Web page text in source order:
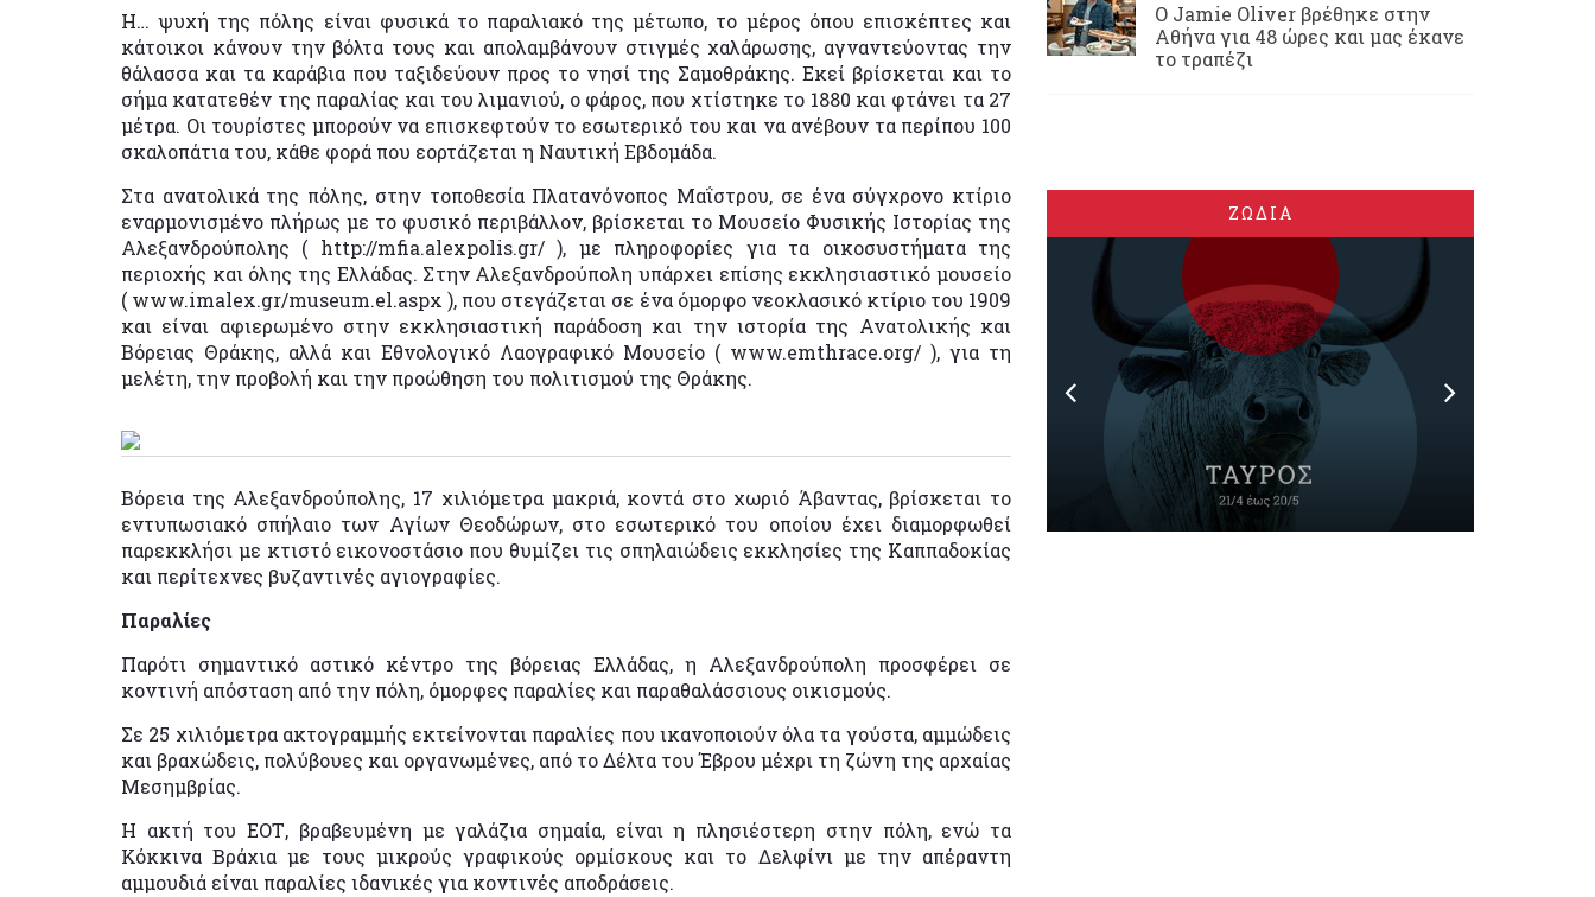
Η… ψυχή της πόλης είναι φυσικά το παραλιακό της μέτωπο, το μέρος όπου επισκέπτες και
κάτοικοι κάνουν την βόλτα τους και απολαμβάνουν στιγμές χαλάρωσης, αγναντεύοντας την
θάλασσα και τα καράβια που ταξιδεύουν προς το νησί της Σαμοθράκης. Εκεί βρίσκεται και το
σήμα κατατεθέν της παραλίας και του λιμανιού, ο φάρος, που χτίστηκε το 1880 και φτάνει τα 27
μέτρα. Οι τουρίστες μπορούν να επισκεφτούν το εσωτερικό του και να ανέβουν τα περίπου 100
σκαλοπάτια του, κάθε φορά που εορτάζεται η Ναυτική Εβδομάδα.
Στα ανατολικά της πόλης, στην τοποθεσία Πλατανόνοπος Μαΐστρου, σε ένα σύγχρονο κτίριο
εναρμονισμένο πλήρως με το φυσικό περιβάλλον, βρίσκεται το Μουσείο Φυσικής Ιστορίας της
Αλεξανδρούπολης ( http://mfia.alexpolis.gr/ ), με πληροφορίες για τα οικοσυστήματα της
περιοχής και όλης της Ελλάδας. Στην Αλεξανδρούπολη υπάρχει επίσης εκκλησιαστικό μουσείο
( www.imalex.gr/museum.el.aspx ), που στεγάζεται σε ένα όμορφο νεοκλασικό κτίριο του 1909
και είναι αφιερωμένο στην εκκλησιαστική παράδοση και την ιστορία της Ανατολικής και
Βόρειας Θράκης, αλλά και Εθνολογικό Λαογραφικό Μουσείο ( www.emthrace.org/ ), για τη
μελέτη, την προβολή και την προώθηση του πολιτισμού της Θράκης.
Βόρεια της Αλεξανδρούπολης, 17 χιλιόμετρα μακριά, κοντά στο χωριό Άβαντας, βρίσκεται το
εντυπωσιακό σπήλαιο των Αγίων Θεοδώρων, στο εσωτερικό του οποίου έχει διαμορφωθεί
παρεκκλήσι με κτιστό εικονοστάσιο που θυμίζει τις σπηλαιώδεις εκκλησίες της Καππαδοκίας
και περίτεχνες βυζαντινές αγιογραφίες.
Παραλίες
Παρότι σημαντικό αστικό κέντρο της βόρειας Ελλάδας, η Αλεξανδρούπολη προσφέρει σε
κοντινή απόσταση από την πόλη, όμορφες παραλίες και παραθαλάσσιους οικισμούς.
Σε 25 χιλιόμετρα ακτογραμμής εκτείνονται παραλίες που ικανοποιούν όλα τα γούστα, αμμώδεις
και βραχώδεις, πολύβουες και οργανωμένες, από το Δέλτα του Έβρου μέχρι τη ζώνη της αρχαίας
Μεσημβρίας.
Η ακτή του ΕΟΤ, βραβευμένη με γαλάζια σημαία, είναι η πλησιέστερη στην πόλη, ενώ τα
Κόκκινα Βράχια με τους μικρούς γραφικούς ορμίσκους και το Δελφίνι με την απέραντη
αμμουδιά είναι παραλίες ιδανικές για κοντινές αποδράσεις.
Ο Jamie Oliver βρέθηκε στην
Αθήνα για 48 ώρες και μας έκανε
το τραπέζι
ΖΩΔΙΑ